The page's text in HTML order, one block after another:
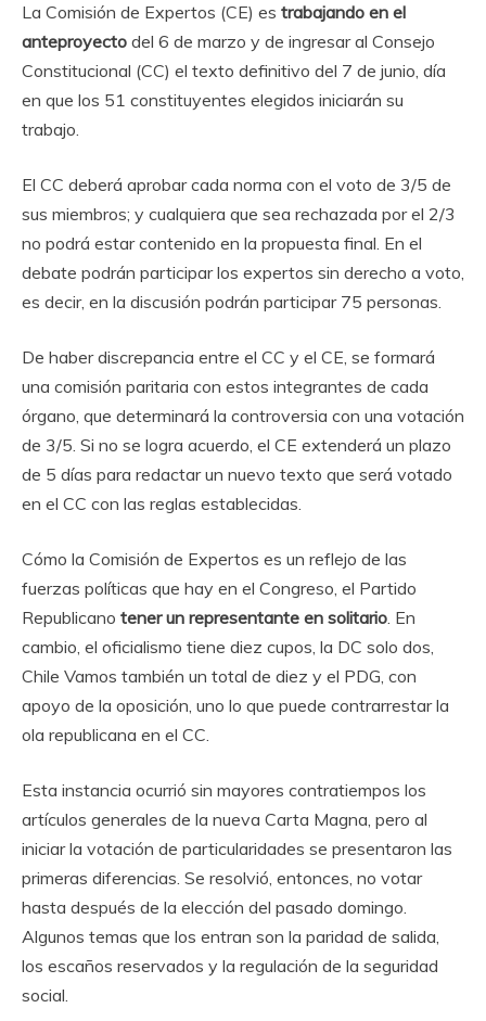
La Comisión de Expertos (CE) es trabajando en el
anteproyecto del 6 de marzo y de ingresar al Consejo
Constitucional (CC) el texto definitivo del 7 de junio, día
en que los 51 constituyentes elegidos iniciarán su
trabajo.
El CC deberá aprobar cada norma con el voto de 3/5 de
sus miembros; y cualquiera que sea rechazada por el 2/3
no podrá estar contenido en la propuesta final. En el
debate podrán participar los expertos sin derecho a voto,
es decir, en la discusión podrán participar 75 personas.
De haber discrepancia entre el CC y el CE, se formará
una comisión paritaria con estos integrantes de cada
órgano, que determinará la controversia con una votación
de 3/5. Si no se logra acuerdo, el CE extenderá un plazo
de 5 días para redactar un nuevo texto que será votado
en el CC con las reglas establecidas.
Cómo la Comisión de Expertos es un reflejo de las
fuerzas políticas que hay en el Congreso, el Partido
Republicano tener un representante en solitario. En
cambio, el oficialismo tiene diez cupos, la DC solo dos,
Chile Vamos también un total de diez y el PDG, con
apoyo de la oposición, uno lo que puede contrarrestar la
ola republicana en el CC.
Esta instancia ocurrió sin mayores contratiempos los
artículos generales de la nueva Carta Magna, pero al
iniciar la votación de particularidades se presentaron las
primeras diferencias. Se resolvió, entonces, no votar
hasta después de la elección del pasado domingo.
Algunos temas que los entran son la paridad de salida,
los escaños reservados y la regulación de la seguridad
social.